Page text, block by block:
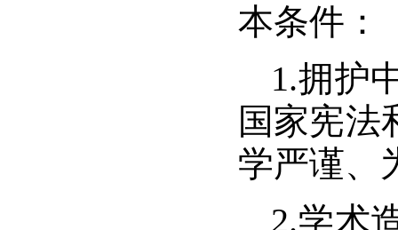
本条件：
1.拥护
国家宪法
学严谨、
2.学术